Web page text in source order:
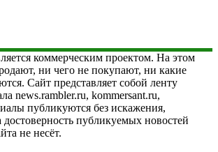
коммерческим проектом. На этом
ни чего не покупают, ни какие
Сайт представляет собой ленту
news.rambler.ru, kommersant.ru,
публикуются без искажения,
достоверность публикуемых новостей
не несёт.